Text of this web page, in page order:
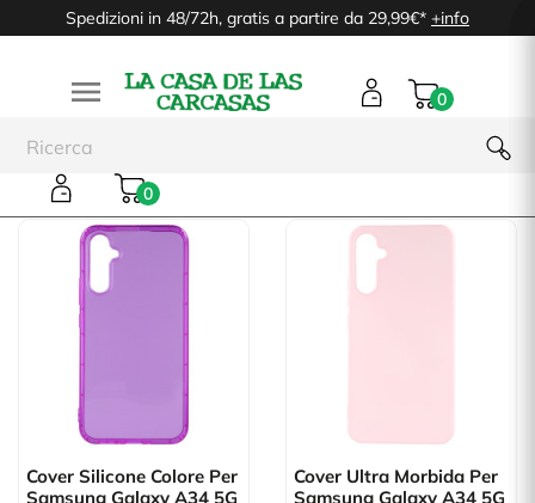
Spedizioni in 48/72h, gratis a partire da 29,99€* +info
 0
0
Samsung Galaxy A34 5G
Cover Silicone Colore Per
Samsung Galaxy A34 5G
Cover Ultra Morbida Per
Samsung Galaxy A34 5G